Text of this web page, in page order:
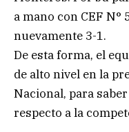
a mano con CEF N°
nuevamente 3-1.
De esta forma, el
de alto nivel en la
Nacional, para
respecto a la